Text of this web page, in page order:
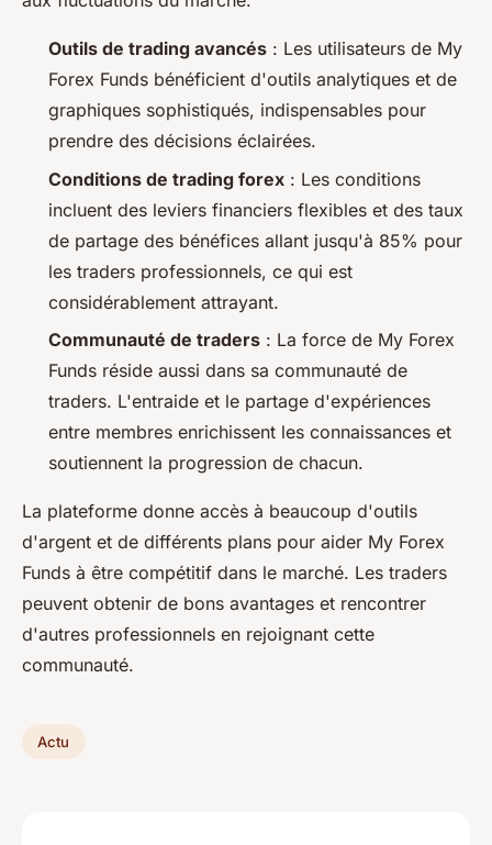
Outils de trading avancés : Les utilisateurs de My
Forex Funds bénéficient d'outils analytiques et de
graphiques sophistiqués, indispensables pour
prendre des décisions éclairées.
Conditions de trading forex : Les conditions
incluent des leviers financiers flexibles et des taux
de partage des bénéfices allant jusqu'à 85% pour
les traders professionnels, ce qui est
considérablement attrayant.
Communauté de traders : La force de My Forex
Funds réside aussi dans sa communauté de
traders. L'entraide et le partage d'expériences
entre membres enrichissent les connaissances et
soutiennent la progression de chacun.
La plateforme donne accès à beaucoup d'outils
d'argent et de différents plans pour aider My Forex
Funds à être compétitif dans le marché. Les traders
peuvent obtenir de bons avantages et rencontrer
d'autres professionnels en rejoignant cette
communauté.
Actu